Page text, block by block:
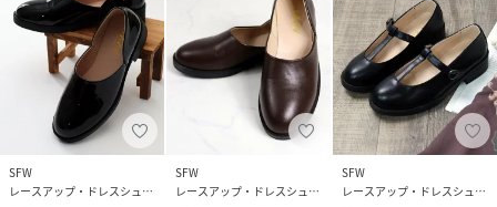
SFW
レースアップ・ドレスシューズ
SFW
レースアップ・ドレスシューズ
SFW
レースアップ・ドレスシューズ